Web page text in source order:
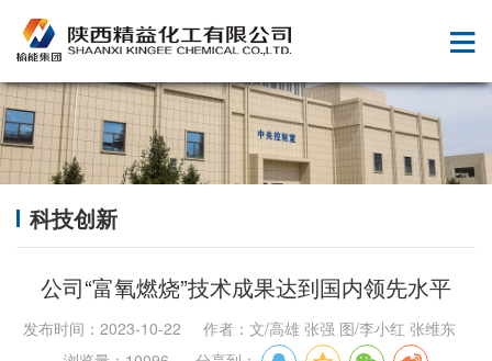
科技创新
公司“富氧燃烧”技术成果达到国内领先水平
发布时间：2023-10-22 作者：文/高雄 张强 图/李小红 张维东